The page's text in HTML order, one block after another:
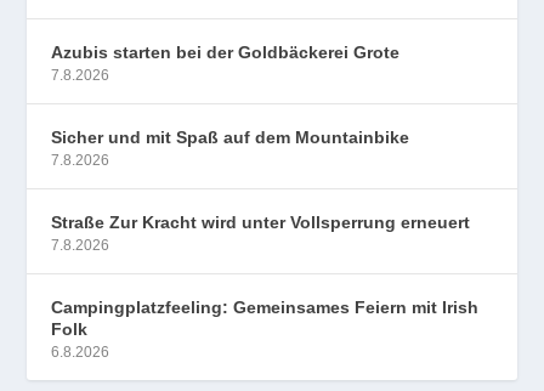
Azubis starten bei der Goldbäckerei Grote
7.8.2026
Sicher und mit Spaß auf dem Mountainbike
7.8.2026
Straße Zur Kracht wird unter Vollsperrung erneuert
7.8.2026
Campingplatzfeeling: Gemeinsames Feiern mit Irish
Folk
6.8.2026